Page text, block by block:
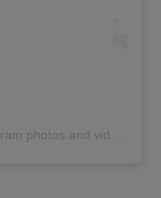
photos and videos